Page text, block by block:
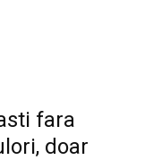
fara
doar